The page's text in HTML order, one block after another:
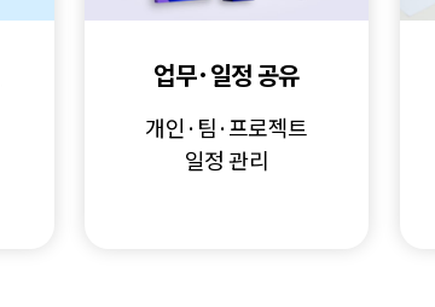
업무·일정 공유
개인·팀·프로젝트
일정 관리